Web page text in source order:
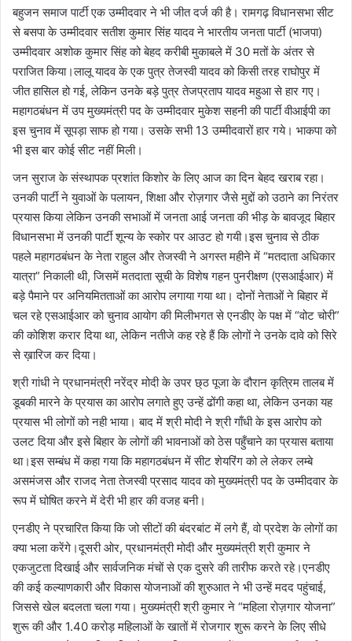
बहुजन समाज पार्टी एक उम्मीदवार ने भी जीत दर्ज की है। रामगढ़ विधानसभा सीट
से बसपा के उम्मीदवार सतीश कुमार सिंह यादव ने भारतीय जनता पार्टी (भाजपा)
उम्मीदवार अशोक कुमार सिंह को बेहद करीबी मुकाबले में 30 मतों के अंतर से
पराजित किया।लालू यादव के एक पुत्र तेजस्वी यादव को किसी तरह राघोपुर में
जीत हासिल हो गई, लेकिन उनके बड़े पुत्र तेजप्रताप यादव महुआ से हार गए।
महागठबंधन में उप मुख्यमंत्री पद के उम्मीदवार मुकेश सहनी की पार्टी वीआईपी का
इस चुनाव में सूपड़ा साफ हो गया। उसके सभी 13 उम्मीदवारों हार गये। भाकपा को
भी इस बार कोई सीट नहीं मिली।
जन सुराज के संस्थापक प्रशांत किशोर के लिए आज का दिन बेहद खराब रहा।
उनकी पार्टी ने युवाओं के पलायन, शिक्षा और रोज़गार जैसे मुद्दों को उठाने का निरंतर
प्रयास किया लेकिन उनकी सभाओं में जनता आई जनता की भीड़ के बावजूद बिहार
विधानसभा में उनकी पार्टी शून्य के स्कोर पर आउट हो गयी।इस चुनाव से ठीक
पहले महागठबंधन के नेता राहुल और तेजस्वी ने अगस्त महीने में “मतदाता अधिकार
यात्रा” निकाली थी, जिसमें मतदाता सूची के विशेष गहन पुनरीक्षण (एसआईआर) में
बड़े पैमाने पर अनियमितताओं का आरोप लगाया गया था। दोनों नेताओं ने बिहार में
चल रहे एसआईआर को चुनाव आयोग की मिलीभगत से एनडीए के पक्ष में “वोट चोरी”
की कोशिश करार दिया था, लेकिन नतीजे कह रहे हैं कि लोगों ने उनके दावे को सिरे
से ख़ारिज कर दिया।
श्री गांधी ने प्रधानमंत्री नरेंद्र मोदी के उपर छ्ठ पूजा के दौरान कृत्रिम तालब में
डूबकी मारने के प्रयास का आरोप लगाते हुए उन्हें ढोंगी कहा था, लेकिन उनका यह
प्रयास भी लोगों को नही भाया। बाद में श्री मोदी ने श्री गाँधी के इस आरोप को
उलट दिया और इसे बिहार के लोगों की भावनाओं को ठेस पहुँचाने का प्रयास बताया
था।इस सम्बंध में कहा गया कि महागठबंधन में सीट शेयरिंग को ले लेकर लम्बे
असमंजस और राजद नेता तेजस्वी प्रसाद यादव को मुख्यमंत्री पद के उम्मीदवार के
रूप में घोषित करने में देरी भी हार की वजह बनी।
एनडीए ने प्रचारित किया कि जो सीटों की बंदरबांट में लगे हैं, वो प्रदेश के लोगों का
क्या भला करेंगे।दूसरी ओर, प्रधानमंत्री मोदी और मुख्यमंत्री श्री कुमार ने
एकजुटता दिखाई और सार्वजनिक मंचों से एक दुसरे की तारीफ करते रहे।एनडीए
की कई कल्याणकारी और विकास योजनाओं की शुरुआत ने भी उन्हें मदद पहुंचाई,
जिससे खेल बदलता चला गया। मुख्यमंत्री श्री कुमार ने “महिला रोज़गार योजना”
शुरू की और 1.40 करोड़ महिलाओं के खातों में रोजगार शुरू करने के लिए सीधे